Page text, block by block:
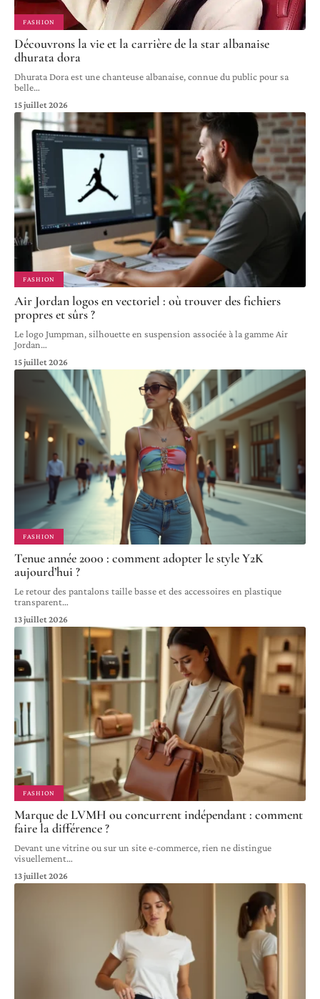
FASHION
Découvrons la vie et la carrière de la star albanaise
dhurata dora
Dhurata Dora est une chanteuse albanaise, connue du public pour sa
belle…
15 juillet 2026
FASHION
Air Jordan logos en vectoriel : où trouver des fichiers
propres et sûrs ?
Le logo Jumpman, silhouette en suspension associée à la gamme Air
Jordan…
15 juillet 2026
FASHION
Tenue année 2000 : comment adopter le style Y2K
aujourd’hui ?
Le retour des pantalons taille basse et des accessoires en plastique
transparent…
13 juillet 2026
FASHION
Marque de LVMH ou concurrent indépendant : comment
faire la différence ?
Devant une vitrine ou sur un site e-commerce, rien ne distingue
visuellement…
13 juillet 2026